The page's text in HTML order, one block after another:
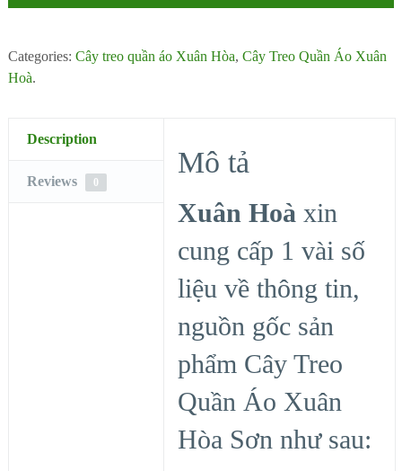
Categories: Cây treo quần áo Xuân Hòa, Cây Treo Quần Áo Xuân
Hoà.
Description
Reviews 0
Mô tả
Xuân Hoà xin
cung cấp 1 vài số
liệu về thông tin,
nguồn gốc sản
phẩm Cây Treo
Quần Áo Xuân
Hòa Sơn như sau: